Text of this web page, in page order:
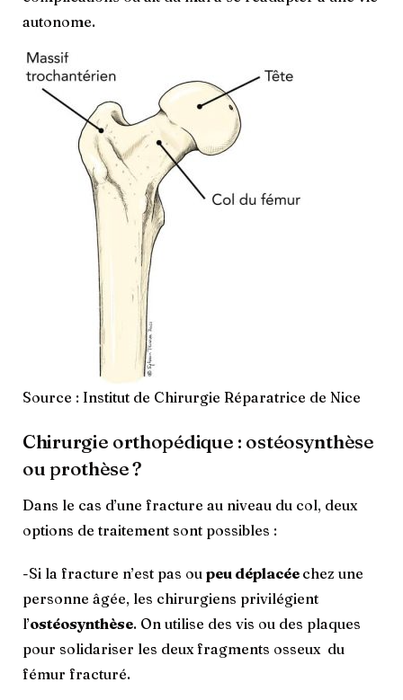
autonome.
Source : Institut de Chirurgie Réparatrice de Nice
Chirurgie orthopédique : ostéosynthèse
ou prothèse ?
Dans le cas d’une fracture au niveau du col, deux
options de traitement sont possibles :
-Si la fracture n’est pas ou peu déplacée chez une
personne âgée, les chirurgiens privilégient
l’ostéosynthèse. On utilise des vis ou des plaques
pour solidariser les deux fragments osseux du
fémur fracturé.